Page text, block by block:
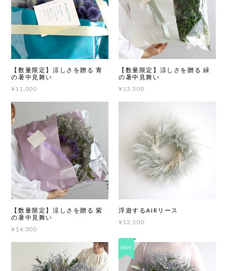
【数量限定】涼しさを贈る 青
の暑中見舞い
¥11,000
【数量限定】涼しさを贈る 緑
の暑中見舞い
¥13,500
【数量限定】涼しさを贈る 紫
の暑中見舞い
¥14,000
浮遊するAIRリース
¥12,500